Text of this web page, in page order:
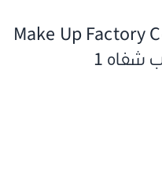
Make Up Factory